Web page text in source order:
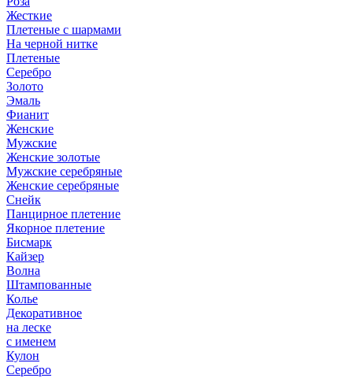
Жесткие
Плетеные с шармами
На черной нитке
Плетеные
Серебро
Золото
Эмаль
Фианит
Женские
Мужские
Женские золотые
Мужские серебряные
Женские серебряные
Снейк
Панцирное плетение
Якорное плетение
Бисмарк
Кайзер
Волна
Штампованные
Колье
Декоративное
на леске
с именем
Кулон
Серебро